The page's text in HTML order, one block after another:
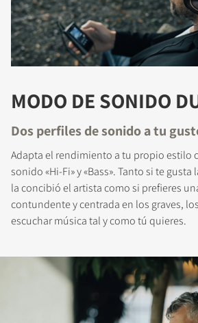
COMPARAR
MODO DE SONIDO
Dos perfiles de sonido a tu
Adapta el rendimiento a tu propio estilo
sonido «Hi-Fi» y «Bass». Tanto si te
la concibió el artista como si prefieres
contundente y centrada en los graves,
escuchar música tal y como tú quieres.